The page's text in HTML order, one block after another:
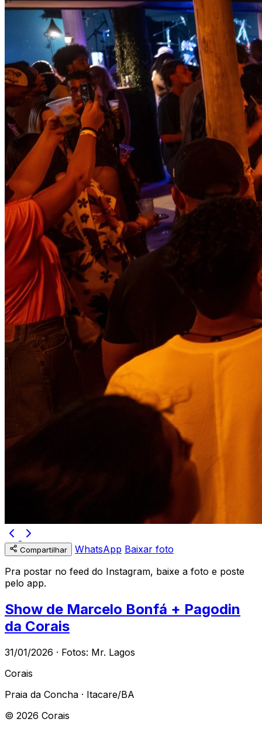
Compartilhar WhatsApp Baixar foto
Pra postar no feed do Instagram, baixe a foto e poste
pelo app.
Show de Marcelo Bonfá + Pagodin
da Corais
31/01/2026 · Fotos: Mr. Lagos
Corais
Praia da Concha · Itacare/BA
© 2026 Corais